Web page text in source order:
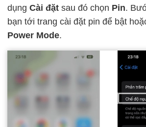
dụng Cài đặt sau đó chọn Pin.
bạn tới trang cài đặt pin để bật
Power Mode.